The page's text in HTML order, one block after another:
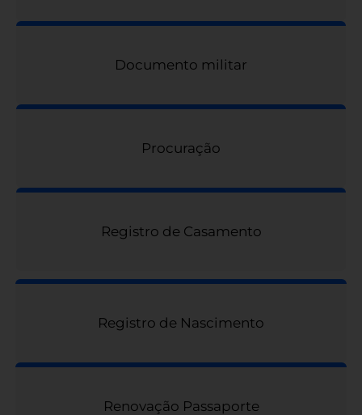
Documento militar
Procuração
Registro de Casamento
Registro de Nascimento
Renovação Passaporte